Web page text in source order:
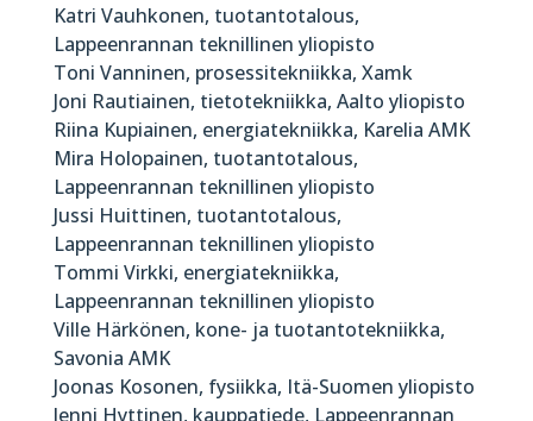
Katri Vauhkonen, tuotantotalous,
Lappeenrannan teknillinen yliopisto
Toni Vanninen, prosessitekniikka, Xamk
Joni Rautiainen, tietotekniikka, Aalto yliopisto
Riina Kupiainen, energiatekniikka, Karelia AMK
Mira Holopainen, tuotantotalous,
Lappeenrannan teknillinen yliopisto
Jussi Huittinen, tuotantotalous,
Lappeenrannan teknillinen yliopisto
Tommi Virkki, energiatekniikka,
Lappeenrannan teknillinen yliopisto
Ville Härkönen, kone- ja tuotantotekniikka,
Savonia AMK
Joonas Kosonen, fysiikka, Itä-Suomen yliopisto
Jenni Hyttinen, kauppatiede, Lappeenrannan